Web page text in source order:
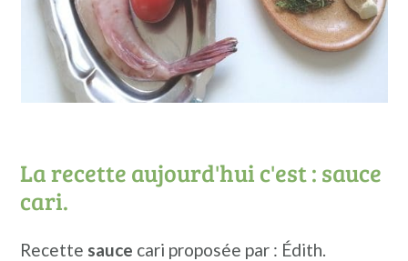
La recette aujourd'hui c'est : sauce
cari.
Recette sauce cari proposée par : Édith.